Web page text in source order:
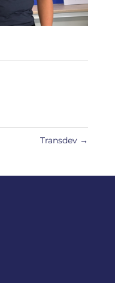
Transdev →